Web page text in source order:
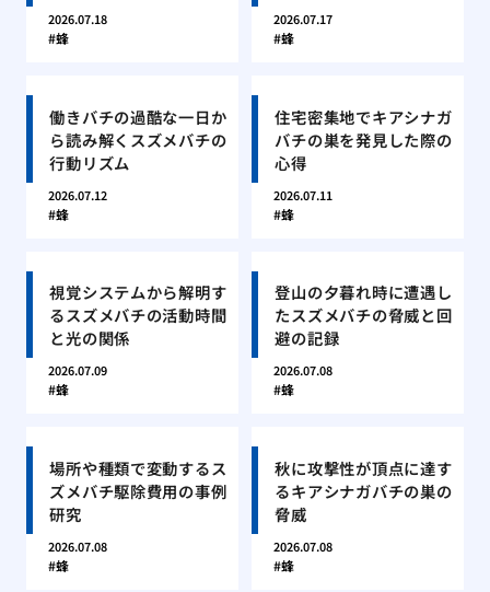
2026.07.18
蜂
2026.07.17
蜂
働きバチの過酷な一日か
ら読み解くスズメバチの
行動リズム
2026.07.12
蜂
住宅密集地でキアシナガ
バチの巣を発見した際の
心得
2026.07.11
蜂
視覚システムから解明す
るスズメバチの活動時間
と光の関係
2026.07.09
蜂
登山の夕暮れ時に遭遇し
たスズメバチの脅威と回
避の記録
2026.07.08
蜂
場所や種類で変動するス
ズメバチ駆除費用の事例
研究
2026.07.08
蜂
秋に攻撃性が頂点に達す
るキアシナガバチの巣の
脅威
2026.07.08
蜂